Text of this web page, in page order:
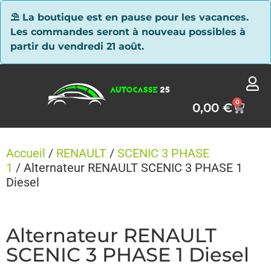
⛱ La boutique est en pause pour les vacances.
Les commandes seront à nouveau possibles à
partir du vendredi 21 août.
0,00€ 0
Accueil / RENAULT / SCENIC 3 PHASE
1 / Alternateur RENAULT SCENIC 3 PHASE 1
Diesel
Alternateur RENAULT
SCENIC 3 PHASE 1 Diesel
Panneau de gestion des cookies